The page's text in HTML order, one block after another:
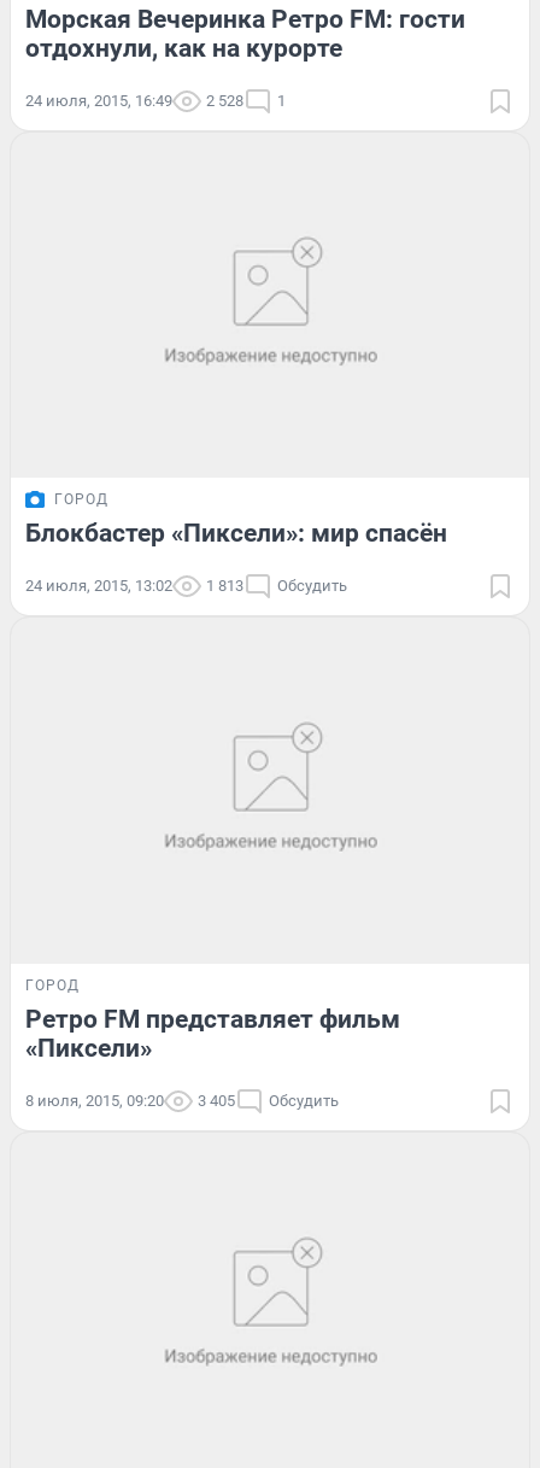
Морская Вечеринка Ретро FM: гости
отдохнули, как на курорте
24 июля, 2015, 16:49 2 528 1
ГОРОД
Блокбастер «Пиксели»: мир спасён
24 июля, 2015, 13:02 1 813 Обсудить
ГОРОД
Ретро FM представляет фильм
«Пиксели»
8 июля, 2015, 09:20 3 405 Обсудить